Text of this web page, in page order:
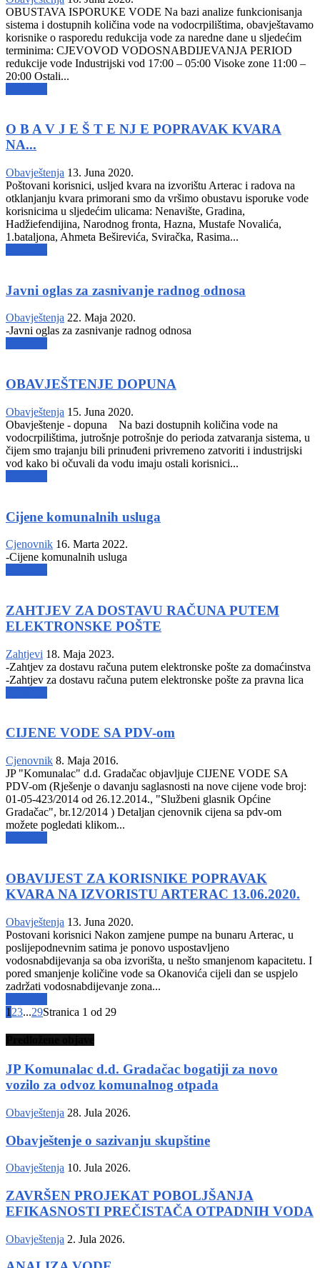
OBUSTAVA ISPORUKE VODE Na bazi analize funkcionisanja
sistema i dostupnih količina vode na vodocrpilištima, obavještavamo
korisnike o rasporedu redukcija vode za naredne dane u sljedećim
terminima: CJEVOVOD VODOSNABDIJEVANJA PERIOD
redukcije vode Industrijski vod 17:00 – 05:00 Visoke zone 11:00 –
20:00 Ostali...
O B A V J E Š T E NJ E POPRAVAK KVARA
NA...
Obavještenja 13. Juna 2020.
Poštovani korisnici, usljed kvara na izvorištu Arterac i radova na
otklanjanju kvara primorani smo da vršimo obustavu isporuke vode
korisnicima u sljedećim ulicama: Nenavište, Gradina,
Hadžiefendijina, Narodnog fronta, Hazna, Mustafe Novalića,
1.bataljona, Ahmeta Beširevića, Sviračka, Rasima...
Javni oglas za zasnivanje radnog odnosa
Obavještenja 22. Maja 2020.
-Javni oglas za zasnivanje radnog odnosa
OBAVJEŠTENJE DOPUNA
Obavještenja 15. Juna 2020.
Obavještenje - dopuna ​ Na bazi dostupnih količina vode na
vodocrpilištima, jutrošnje potrošnje do perioda zatvaranja sistema, u
čijem smo trajanju bili prinuđeni privremeno zatvoriti i industrijski
vod kako bi očuvali da vodu imaju ostali korisnici...
Cijene komunalnih usluga
Cjenovnik 16. Marta 2022.
-Cijene komunalnih usluga
ZAHTJEV ZA DOSTAVU RAČUNA PUTEM
ELEKTRONSKE POŠTE
Zahtjevi 18. Maja 2023.
-Zahtjev za dostavu računa putem elektronske pošte za domaćinstva
-Zahtjev za dostavu računa putem elektronske pošte za pravna lica
CIJENE VODE SA PDV-om
Cjenovnik 8. Maja 2016.
JP "Komunalac" d.d. Gradačac objavljuje CIJENE VODE SA
PDV-om (Rješenje o davanju saglasnosti na nove cijene vode broj:
01-05-423/2014 od 26.12.2014., "Službeni glasnik Općine
Gradačac", br.12/2014 ) Detaljan cjenovnik cijena sa pdv-om
možete pogledati klikom...
OBAVIJEST ZA KORISNIKE POPRAVAK
KVARA NA IZVORISTU ARTERAC 13.06.2020.
Obavještenja 13. Juna 2020.
Postovani korisnici Nakon zamjene pumpe na bunaru Arterac, u
poslijepodnevnim satima je ponovo uspostavljeno
vodosnabdijevanja sa oba izvorišta, u nešto smanjenom kapacitetu. I
pored smanjenje količine vode sa Okanovića cijeli dan se uspjelo
zadržati vodosnabdijevanje zona...
1 23...29Stranica 1 od 29
JP Komunalac d.d. Gradačac bogatiji za novo
vozilo za odvoz komunalnog otpada
Obavještenja 28. Jula 2026.
Obavještenje o sazivanju skupštine
Obavještenja 10. Jula 2026.
ZAVRŠEN PROJEKAT POBOLJŠANJA
EFIKASNOSTI PREČISTAČA OTPADNIH VODA
Obavještenja 2. Jula 2026.